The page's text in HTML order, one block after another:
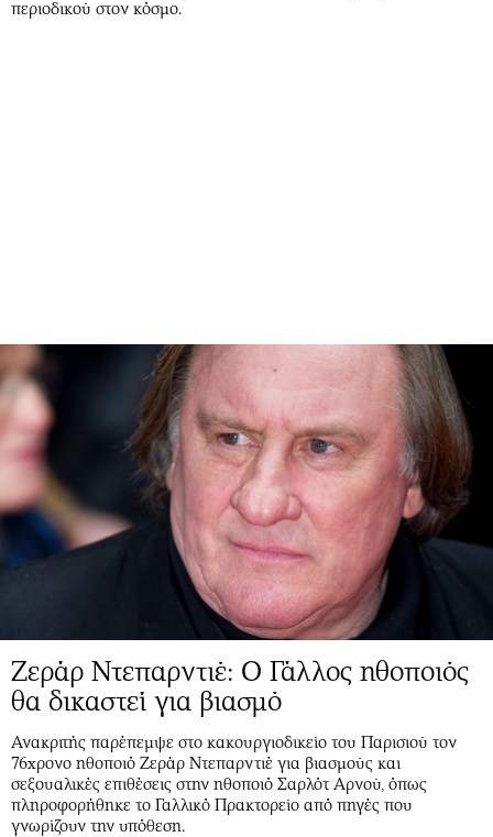
περιοδικού στον κόσμο.
Ζεράρ Ντεπαρντιέ: Ο Γάλλος ηθοποιός
θα δικαστεί για βιασμό
Ανακριτής παρέπεμψε στο κακουργιοδικείο του Παρισιού τον
76χρονο ηθοποιό Ζεράρ Ντεπαρντιέ για βιασμούς και
σεξουαλικές επιθέσεις στην ηθοποιό Σαρλότ Αρνού, όπως
πληροφορήθηκε το Γαλλικό Πρακτορείο από πηγές που
γνωρίζουν την υπόθεση.